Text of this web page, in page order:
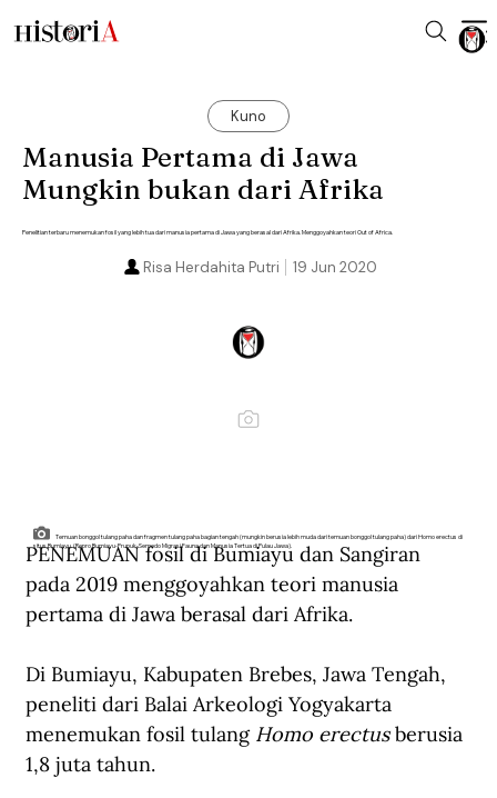
Kuno
Manusia Pertama di Jawa
Mungkin bukan dari Afrika
Penelitian terbaru menemukan fosil yang lebih tua dari manusia pertama di Jawa yang berasal dari Afrika. Menggoyahkan teori Out of Africa.
19 Jun 2020
Risa Herdahita Putri
Temuan bonggol tulang paha dan fragmen tulang paha bagian tengah (mungkin berusia lebih muda dari temuan bonggol tulang paha) dari Homo erectus di
situs Bumiayu. (Repro Bumiayu-Prupuk-Semedo Migrasi Fauna dan Manusia Tertua di Pulau Jawa).
PENEMUAN fosil di Bumiayu dan Sangiran
pada 2019 menggoyahkan teori manusia
pertama di Jawa berasal dari Afrika.
Di Bumiayu, Kabupaten Brebes, Jawa Tengah,
peneliti dari Balai Arkeologi Yogyakarta
menemukan fosil tulang Homo erectus berusia
1,8 juta tahun.